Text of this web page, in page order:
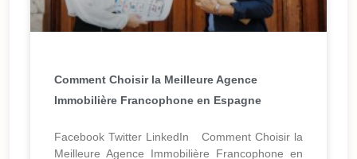
Comment Choisir la Meilleure Agence
Immobilière Francophone en Espagne
Facebook Twitter LinkedIn Comment Choisir la
Meilleure Agence Immobilière Francophone en